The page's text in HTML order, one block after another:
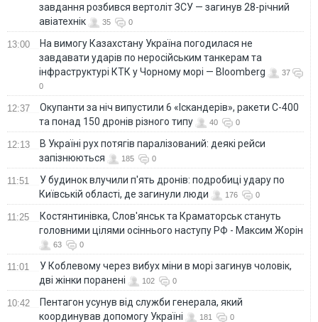
завдання розбився вертоліт ЗСУ — загинув 28-річний
авіатехнік
35 0
13:00
На вимогу Казахстану Україна погодилася не
завдавати ударів по неросійським танкерам та
інфраструктурі КТК у Чорному морі — Bloomberg
37
0
12:37
Окупанти за ніч випустили 6 «Іскандерів», ракети С-400
та понад 150 дронів різного типу
40 0
12:13
В Україні рух потягів паралізований: деякі рейси
запізнюються
185 0
11:51
У будинок влучили п'ять дронів: подробиці удару по
Київській області, де загинули люди
176 0
11:25
Костянтинівка, Слов'янськ та Краматорськ стануть
головними цілями осіннього наступу РФ - Максим Жорін
63 0
11:01
У Коблевому через вибух міни в морі загинув чоловік,
дві жінки поранені
102 0
10:42
Пентагон усунув від служби генерала, який
координував допомогу Україні
181 0